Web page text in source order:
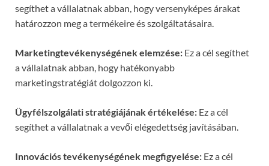
segíthet a vállalatnak abban, hogy versenyképes árakat
határozzon meg a termékeire és szolgáltatásaira.
Marketingtevékenységének elemzése: Ez a cél segíthet
a vállalatnak abban, hogy hatékonyabb
marketingstratégiát dolgozzon ki.
Ügyfélszolgálati stratégiájának értékelése: Ez a cél
segíthet a vállalatnak a vevői elégedettség javításában.
Innovációs tevékenységének megfigyelése: Ez a cél